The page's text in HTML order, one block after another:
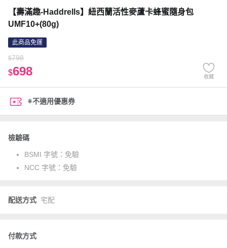
【壽滿趣-Haddrells】紐西蘭活性麥蘆卡蜂蜜隨身包
UMF10+(80g)
此商品免運
$798
$698 收藏
※不適用優惠券
檢驗碼
BSMI 字號： 免驗
NCC 字號： 免驗
配送方式 宅配
付款方式